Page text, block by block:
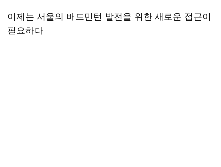
이제는 서울의 배드민턴 발전을 위한 새로운 접근이
필요하다.